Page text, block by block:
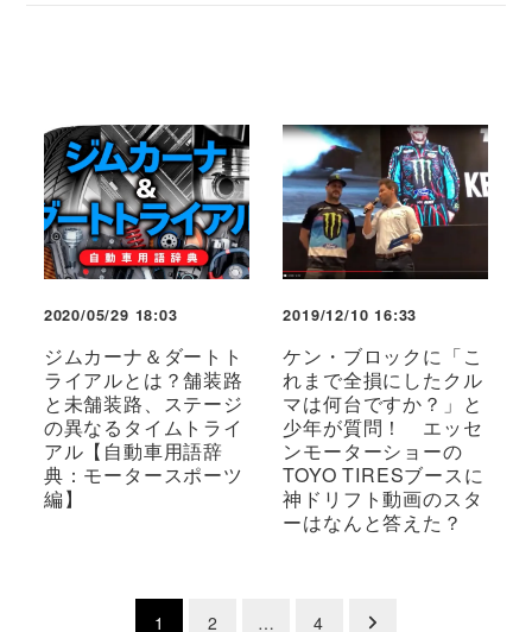
2020/05/29 18:03
ジムカーナ＆ダートト
ライアルとは？舗装路
と未舗装路、ステージ
の異なるタイムトライ
アル【自動車用語辞
典：モータースポーツ
編】
2019/12/10 16:33
ケン・ブロックに「こ
れまで全損にしたクル
マは何台ですか？」と
少年が質問！ エッセ
ンモーターショーの
TOYO TIRESブースに
神ドリフト動画のスタ
ーはなんと答えた？
1 2 … 4